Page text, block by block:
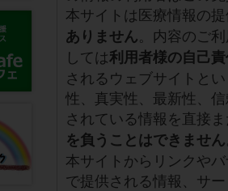
本サイトは医療情報の
ありません。内容のご
しては利用者様の自己
されるウェブサイトと
性、真実性、最新性、
されている情報を直接
を負うことはできません
本サイトからリンクや
で提供される情報、サ